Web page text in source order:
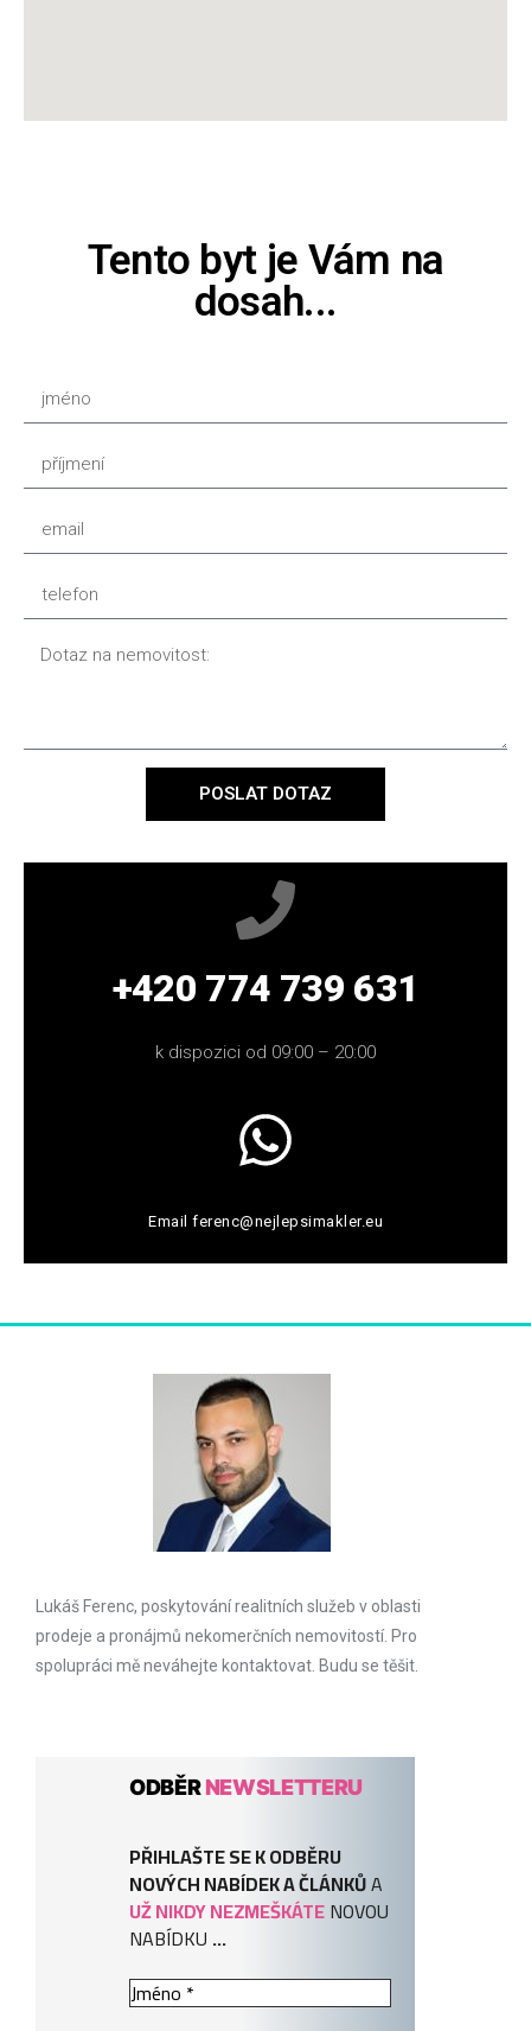
Tento byt je Vám na
dosah...
POSLAT DOTAZ
+420 774 739 631
k dispozici od 09:00 – 20:00
Email ferenc@nejlepsimakler.eu
Lukáš Ferenc, poskytování realitních služeb v oblasti
prodeje a pronájmů nekomerčních nemovitostí. Pro
spolupráci mě neváhejte kontaktovat. Budu se těšit.
ODBĚRNEWSLETTERU
PŘIHLAŠTE SE K ODBĚRU
NOVÝCH NABÍDEK A ČLÁNKŮA
UŽ NIKDY NEZMEŠKÁTENOVOU
NABÍDKU ...